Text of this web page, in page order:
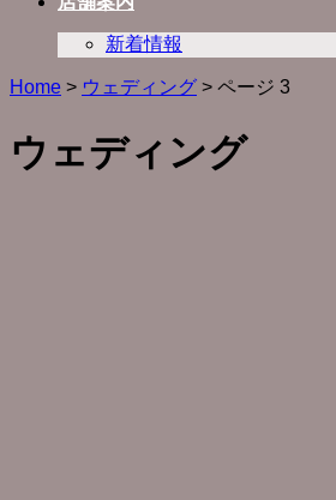
新着情報
Home > ウェディング > ページ 3
ウェディング